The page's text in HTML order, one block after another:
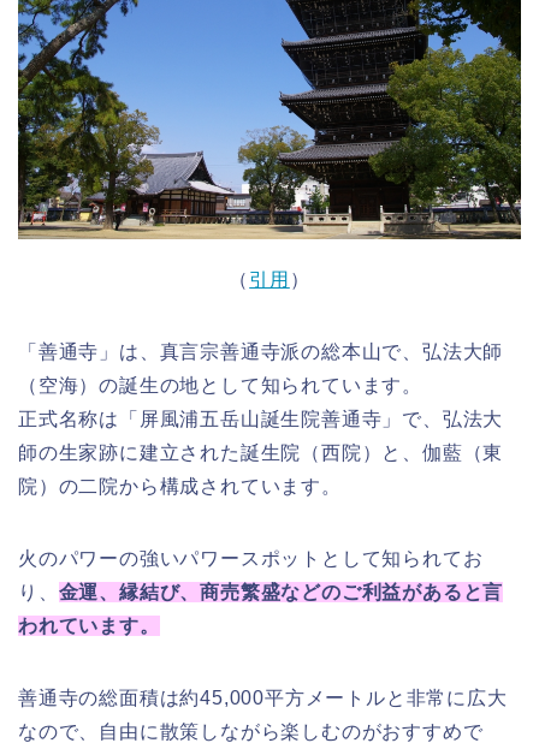
（ 引用 ）
「善通寺」は、真言宗善通寺派の総本山で、弘法大師
（空海）の誕生の地として知られています。
正式名称は「屏風浦五岳山誕生院善通寺」で、弘法大
師の生家跡に建立された誕生院（西院）と、伽藍（東
院）の二院から構成されています。
火のパワーの強いパワースポットとして知られてお
り、 金運、縁結び、商売繁盛などのご利益があると言
われています。
善通寺の総面積は約45,000平方メートルと非常に広大
なので、自由に散策しながら楽しむのがおすすめで